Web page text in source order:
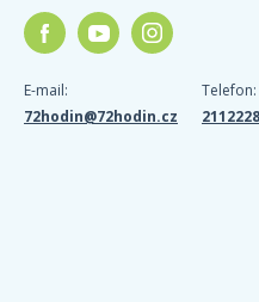
E-mail:
72hodin@72hodin.cz
Telefon: